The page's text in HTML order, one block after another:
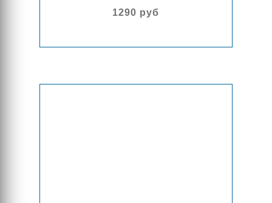
1290 руб